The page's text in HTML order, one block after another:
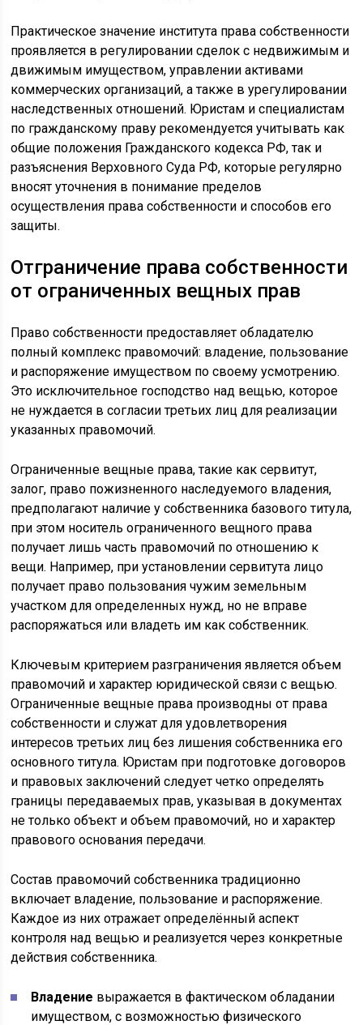
Практическое значение института права собственности
проявляется в регулировании сделок с недвижимым и
движимым имуществом, управлении активами
коммерческих организаций, а также в урегулировании
наследственных отношений. Юристам и специалистам
по гражданскому праву рекомендуется учитывать как
общие положения Гражданского кодекса РФ, так и
разъяснения Верховного Суда РФ, которые регулярно
вносят уточнения в понимание пределов
осуществления права собственности и способов его
защиты.
Отграничение права собственности
от ограниченных вещных прав
Право собственности предоставляет обладателю
полный комплекс правомочий: владение, пользование
и распоряжение имуществом по своему усмотрению.
Это исключительное господство над вещью, которое
не нуждается в согласии третьих лиц для реализации
указанных правомочий.
Ограниченные вещные права, такие как сервитут,
залог, право пожизненного наследуемого владения,
предполагают наличие у собственника базового титула,
при этом носитель ограниченного вещного права
получает лишь часть правомочий по отношению к
вещи. Например, при установлении сервитута лицо
получает право пользования чужим земельным
участком для определенных нужд, но не вправе
распоряжаться или владеть им как собственник.
Ключевым критерием разграничения является объем
правомочий и характер юридической связи с вещью.
Ограниченные вещные права производны от права
собственности и служат для удовлетворения
интересов третьих лиц без лишения собственника его
основного титула. Юристам при подготовке договоров
и правовых заключений следует четко определять
границы передаваемых прав, указывая в документах
не только объект и объем правомочий, но и характер
правового основания передачи.
Состав правомочий собственника традиционно
включает владение, пользование и распоряжение.
Каждое из них отражает определённый аспект
контроля над вещью и реализуется через конкретные
действия собственника.
Владение выражается в фактическом обладании
имуществом, с возможностью физического